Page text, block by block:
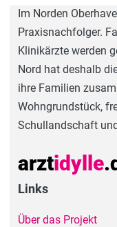
Im Norden
Praxisnachfolger.
Klinikärzte werden
Nord hat deshalb
ihre Familien
Wohngrundstück,
Schullandschaft
arztidylle
Links
Über das Projekt